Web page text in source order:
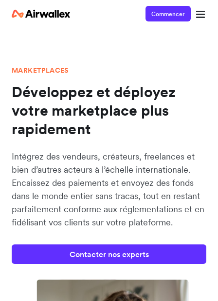
Commencer
MARKETPLACES
Développez et déployez
votre marketplace plus
rapidement
Intégrez des vendeurs, créateurs, freelances et
bien d’autres acteurs à l’échelle internationale.
Encaissez des paiements et envoyez des fonds
dans le monde entier sans tracas, tout en restant
parfaitement conforme aux réglementations et en
fidélisant vos clients sur votre plateforme.
Contacter nos experts